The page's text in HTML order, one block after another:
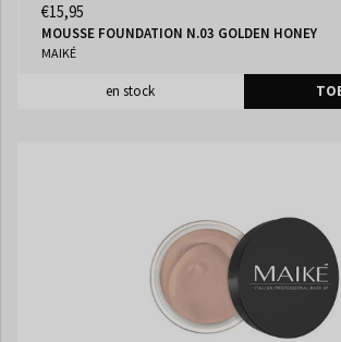
€15,95
MOUSSE FOUNDATION N.03 GOLDEN HONEY
MAIKÉ
en stock